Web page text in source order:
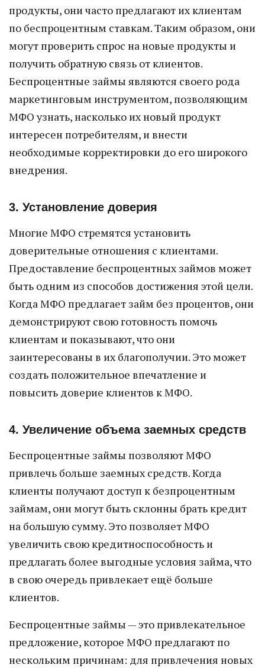
продукты, они часто предлагают их клиентам
по беспроцентным ставкам. Таким образом, они
могут проверить спрос на новые продукты и
получить обратную связь от клиентов.
Беспроцентные займы являются своего рода
маркетинговым инструментом, позволяющим
МФО узнать, насколько их новый продукт
интересен потребителям, и внести
необходимые корректировки до его широкого
внедрения.
3. Установление доверия
Многие МФО стремятся установить
доверительные отношения с клиентами.
Предоставление беспроцентных займов может
быть одним из способов достижения этой цели.
Когда МФО предлагает займ без процентов, они
демонстрируют свою готовность помочь
клиентам и показывают, что они
заинтересованы в их благополучии. Это может
создать положительное впечатление и
повысить доверие клиентов к МФО.
4. Увеличение объема заемных средств
Беспроцентные займы позволяют МФО
привлечь больше заемных средств. Когда
клиенты получают доступ к безпроцентным
займам, они могут быть склонны брать кредит
на большую сумму. Это позволяет МФО
увеличить свою кредитноспособность и
предлагать более выгодные условия займа, что
в свою очередь привлекает ещё больше
клиентов.
Беспроцентные займы — это привлекательное
предложение, которое МФО предлагают по
нескольким причинам: для привлечения новых